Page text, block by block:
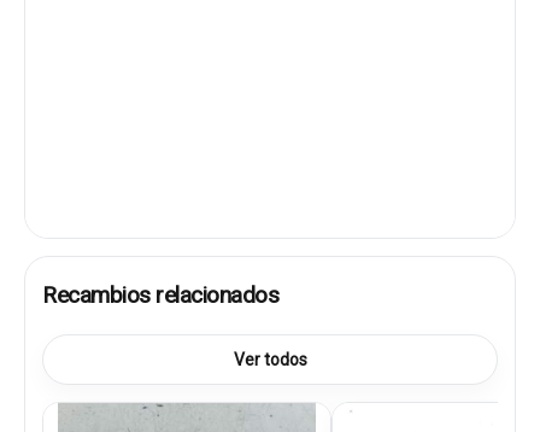
Recambios relacionados
Ver todos